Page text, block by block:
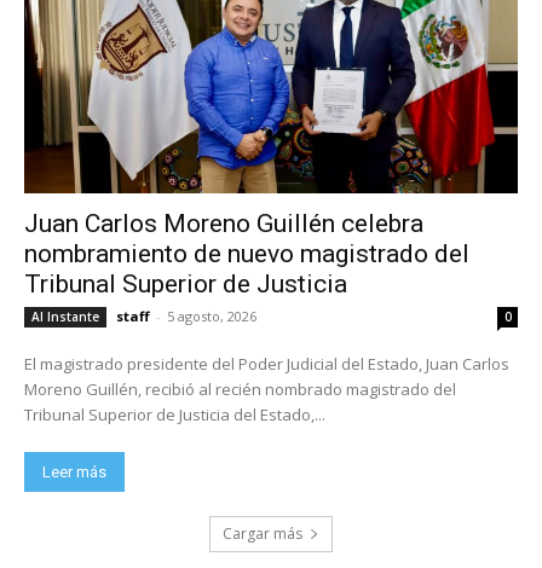
Juan Carlos Moreno Guillén celebra
nombramiento de nuevo magistrado del
Tribunal Superior de Justicia
Al Instante staff - 5 agosto, 2026 0
El magistrado presidente del Poder Judicial del Estado, Juan Carlos
Moreno Guillén, recibió al recién nombrado magistrado del
Tribunal Superior de Justicia del Estado,...
Leer más
Cargar más